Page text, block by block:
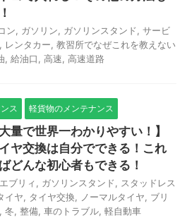
ン, ガソリン, ガソリンスタンド, サービ
, レンタカー, 教習所でなぜこれを教えない
, 給油口, 高速, 高速道路
ス 軽貨物のメンテナンス
大量で世界一わかりやすい！】
ヤ交換は自分でできる！これ
どんな初心者もできる！
エブリィ, ガソリンスタンド, スタッドレス
イヤ, タイヤ交換, ノーマルタイヤ, ブリ
, 冬, 整備, 車のトラブル, 軽自動車